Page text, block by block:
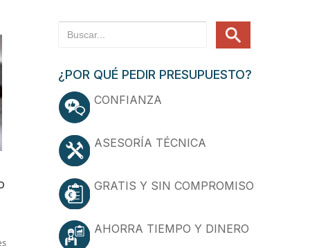
¿POR QUÉ PEDIR PRESUPUESTO?
CONFIANZA
ASESORÍA TÉCNICA
GRATIS Y SIN COMPROMISO
AHORRA TIEMPO Y DINERO